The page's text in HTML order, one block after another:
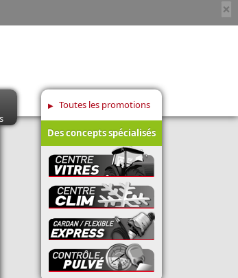
×
Toutes les promotions
Des concepts spécialisés